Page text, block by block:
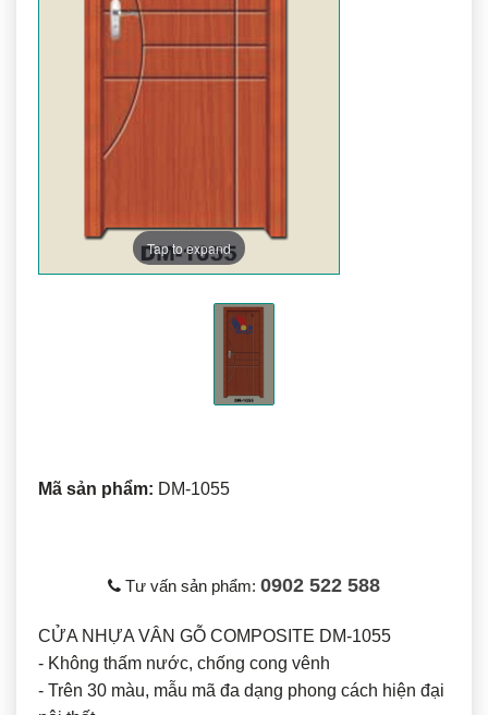
Tap to expand
Mã sản phẩm: DM-1055
Tư vấn sản phẩm: 0902 522 588
CỬA NHỰA VÂN GỖ COMPOSITE DM-1055
- Không thấm nước, chống cong vênh
- Trên 30 màu, mẫu mã đa dạng phong cách hiện đại